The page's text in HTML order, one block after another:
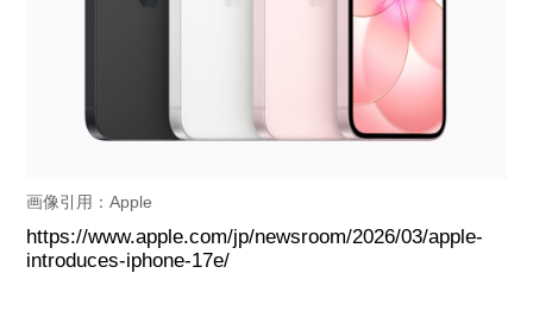
画像引用：Apple
https://www.apple.com/jp/newsroom/2026/03/apple-
introduces-iphone-17e/